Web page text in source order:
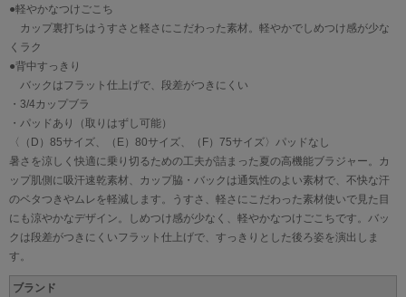
●軽やかなつけごこち
カップ裏打ちはうすさと軽さにこだわった素材。軽やかでしめつけ感が少な
くラク
●背中すっきり
バックはフラット仕上げで、段差がつきにくい
・3/4カップブラ
・パッドあり（取りはずし可能）
〈（D）85サイズ、（E）80サイズ、（F）75サイズ〉パッドなし
暑さを涼しく快適に乗り切るための工夫が詰まった夏の高機能ブラジャー。カ
ップ肌側に吸汗速乾素材、カップ脇・バックは通気性のよい素材で、不快な汗
のベタつきやムレを軽減します。うすさ、軽さにこだわった素材使いで見た目
にも涼やかなデザイン。しめつけ感が少なく、軽やかなつけごこちです。バッ
クは段差がつきにくいフラット仕上げで、すっきりとした後ろ姿を演出しま
す。
ブランド